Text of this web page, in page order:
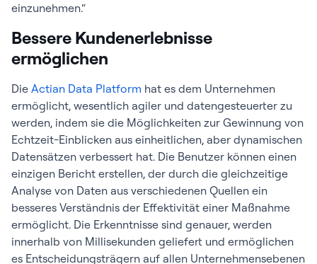
einzunehmen.“
Bessere Kundenerlebnisse
ermöglichen
Die Actian Data Platform hat es dem Unternehmen
ermöglicht, wesentlich agiler und datengesteuerter zu
werden, indem sie die Möglichkeiten zur Gewinnung von
Echtzeit-Einblicken aus einheitlichen, aber dynamischen
Datensätzen verbessert hat. Die Benutzer können einen
einzigen Bericht erstellen, der durch die gleichzeitige
Analyse von Daten aus verschiedenen Quellen ein
besseres Verständnis der Effektivität einer Maßnahme
ermöglicht. Die Erkenntnisse sind genauer, werden
innerhalb von Millisekunden geliefert und ermöglichen
es Entscheidungsträgern auf allen Unternehmensebenen